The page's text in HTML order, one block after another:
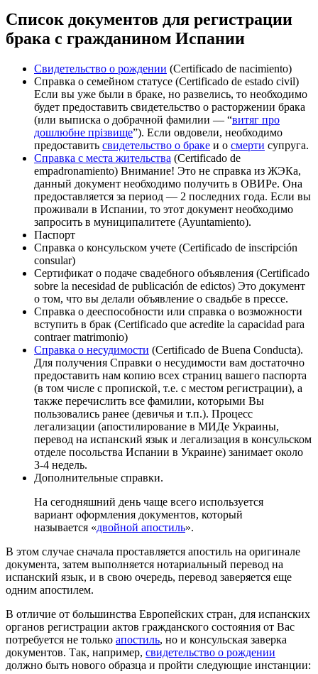
Список документов для регистрации
брака с гражданином Испании
Свидетельство о рождении (Certificado de nacimiento)
Справка о семейном статусе (Certificado de estado civil)
Если вы уже были в браке, но развелись, то необходимо
будет предоставить свидетельство о расторжении брака
(или выписка о добрачной фамилии — “витяг про
дошлюбне прізвище”). Если овдовели, необходимо
предоставить свидетельство о браке и о смерти супруга.
Справка с места жительства (Certificado de
empadronamiento) Внимание! Это не справка из ЖЭКа,
данный документ необходимо получить в ОВИРе. Она
предоставляется за период — 2 последних года. Если вы
проживали в Испании, то этот документ необходимо
запросить в муниципалитете (Ayuntamiento).
Паспорт
Справка о консульском учете (Сertificado de inscripción
consular)
Сертификат о подаче свадебного объявления (Сertificado
sobre la necesidad de publicación de edictos) Это документ
о том, что вы делали объявление о свадьбе в прессе.
Справка о дееспособности или справка о возможности
вступить в брак (Certificado que acredite la capacidad para
contraer matrimonio)
Справка о несудимости (Сertificado de Buena Conducta).
Для получения Справки о несудимости вам достаточно
предоставить нам копию всех страниц вашего паспорта
(в том числе с пропиской, т.е. с местом регистрации), а
также перечислить все фамилии, которыми Вы
пользовались ранее (девичья и т.п.). Процесс
легализации (апостилирование в МИДе Украины,
перевод на испанский язык и легализация в консульском
отделе посольства Испании в Украине) занимает около
3-4 недель.
Дополнительные справки.
На сегодняшний день чаще всего используется
вариант оформления документов, который
называется «двойной апостиль».
В этом случае сначала проставляется апостиль на оригинале
документа, затем выполняется нотариальный перевод на
испанский язык, и в свою очередь, перевод заверяется еще
одним апостилем.
В отличие от большинства Европейских стран, для испанских
органов регистрации актов гражданского состояния от Вас
потребуется не только апостиль, но и консульская заверка
документов. Так, например, свидетельство о рождении
должно быть нового образца и пройти следующие инстанции: